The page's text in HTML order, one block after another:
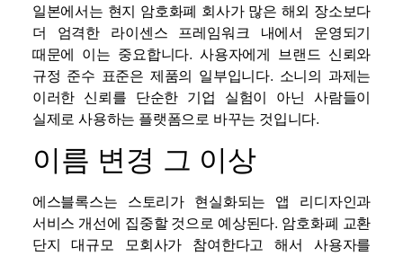
일본에서는 현지 암호화폐 회사가 많은 해외 ​​장소보다
더 엄격한 라이센스 프레임워크 내에서 운영되기
때문에 이는 중요합니다. 사용자에게 브랜드 신뢰와
규정 준수 표준은 제품의 일부입니다. 소니의 과제는
이러한 신뢰를 단순한 기업 실험이 아닌 사람들이
실제로 사용하는 플랫폼으로 바꾸는 것입니다.
이름 변경 그 이상
에스블록스는 스토리가 현실화되는 앱 리디자인과
서비스 개선에 집중할 것으로 예상된다. 암호화폐 교환
단지 대규모 모회사가 참여한다고 해서 사용자를